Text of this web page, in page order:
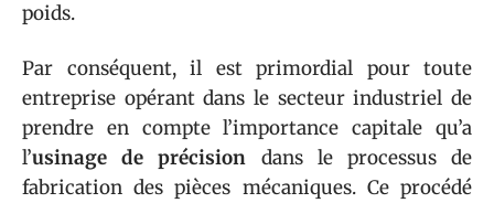
poids.
Par conséquent, il est primordial pour toute
entreprise opérant dans le secteur industriel de
prendre en compte l’importance capitale qu’a
l’usinage de précision dans le processus de
fabrication des pièces mécaniques. Ce procédé